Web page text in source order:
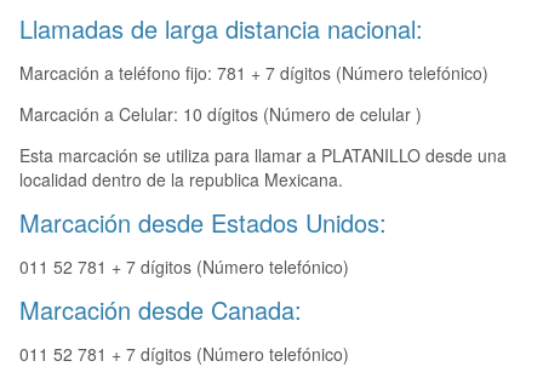
Llamadas de larga distancia nacional:
Marcación a teléfono fijo: 781 + 7 dígitos (Número telefónico)
Marcación a Celular: 10 dígitos (Número de celular )
Esta marcación se utiliza para llamar a PLATANILLO desde una
localidad dentro de la republica Mexicana.
Marcación desde Estados Unidos:
011 52 781 + 7 dígitos (Número telefónico)
Marcación desde Canada:
011 52 781 + 7 dígitos (Número telefónico)